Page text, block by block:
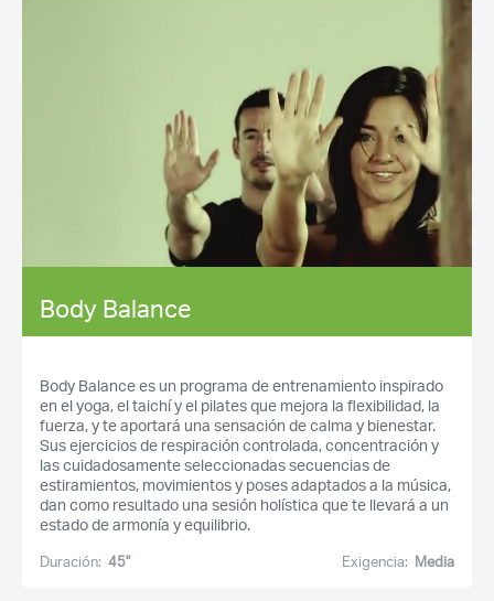
Body Balance
Body Balance es un programa de entrenamiento inspirado
en el yoga, el taichí y el pilates que mejora la flexibilidad, la
fuerza, y te aportará una sensación de calma y bienestar.
Sus ejercicios de respiración controlada, concentración y
las cuidadosamente seleccionadas secuencias de
estiramientos, movimientos y poses adaptados a la música,
dan como resultado una sesión holística que te llevará a un
estado de armonía y equilibrio.
Duración: 45'' Exigencia: Media